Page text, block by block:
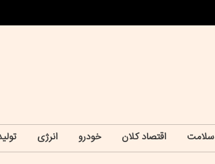
سلامت اقتصاد کلان خودرو انرژی